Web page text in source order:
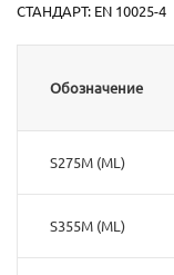
СТАНДАРТ: EN 10025-4
Обозначение
S275M (ML)
S355M (ML)